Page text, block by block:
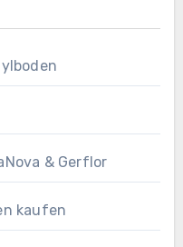
& Gerflor
kaufen